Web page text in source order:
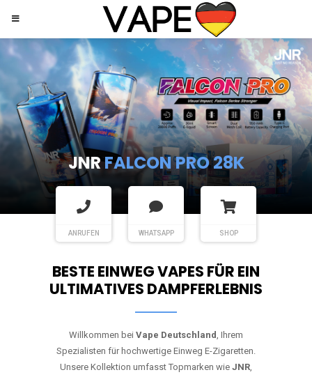
JNRSHISHA HOOKAH MAX
ANRUFEN WHATSAPP SHOP
BESTE EINWEG VAPES FÜR EIN
ULTIMATIVES DAMPFERLEBNIS
Willkommen bei Vape Deutschland, Ihrem
Spezialisten für hochwertige Einweg E-Zigaretten.
Unsere Kollektion umfasst Topmarken wie JNR,